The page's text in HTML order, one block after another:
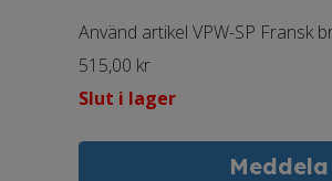
Använd artikel VPW-SP Fransk
515,00 kr
Slut i lager